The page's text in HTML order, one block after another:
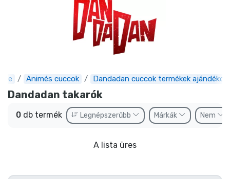
Animés cuccok Dandadan cuccok termékek ajándékok
Dandadan takarók
0 db termék Legnépszerűbb Márkák Nem
A lista üres
Legújabb cuccok
Akciós ajánlatok
Előrendelhető cuccok
Outlet cuccok